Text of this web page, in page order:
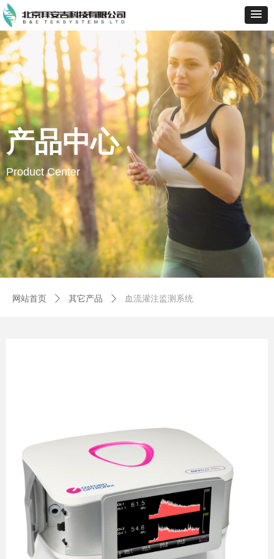
产品中心
Product Center
网站首页 ꄲ 其它产品 ꄲ 血流灌注监测系统